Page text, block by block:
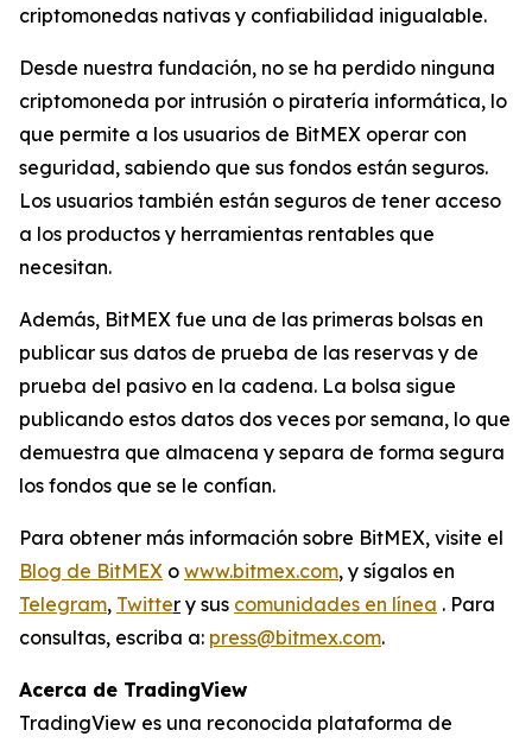
criptomonedas nativas y confiabilidad inigualable.
Desde nuestra fundación, no se ha perdido ninguna
criptomoneda por intrusión o piratería informática, lo
que permite a los usuarios de BitMEX operar con
seguridad, sabiendo que sus fondos están seguros.
Los usuarios también están seguros de tener acceso
a los productos y herramientas rentables que
necesitan.
Además, BitMEX fue una de las primeras bolsas en
publicar sus datos de prueba de las reservas y de
prueba del pasivo en la cadena. La bolsa sigue
publicando estos datos dos veces por semana, lo que
demuestra que almacena y separa de forma segura
los fondos que se le confían.
Para obtener más información sobre BitMEX, visite el
Blog de BitMEX o www.bitmex.com, y sígalos en
Telegram, Twitter y sus comunidades en línea . Para
consultas, escriba a: press@bitmex.com.
Acerca de TradingView
TradingView es una reconocida plataforma de